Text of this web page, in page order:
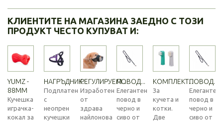
КЛИЕНТИТЕ НА МАГАЗИНА ЗАЕДНО С ТОЗИ
ПРОДУКТ ЧЕСТО КУПУВАТ И:
YUMZ -
88MM
Кучешка
играчка-
кокал за
НАГРЪДНИК...
Подплатен
с
неопрен
кучешки
РЕГУЛИРУЕМ...
Изработен
от
здрава
найлонова
ПОВОД...
Елегантен
повод в
черно и
сиво от
КОМПЛЕКТ...
За
кучета и
котки.
Две
ПОВОД...
Елегантен
повод в
черно и
сиво от